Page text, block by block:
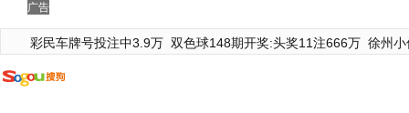
广告
彩民车牌号投注中3.9万 双色球148期开奖:头奖11注666万 徐州